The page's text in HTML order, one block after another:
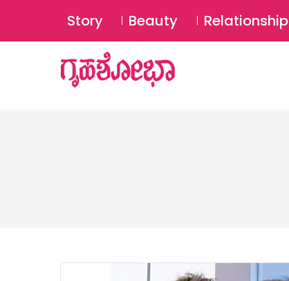
Story Beauty Relationship